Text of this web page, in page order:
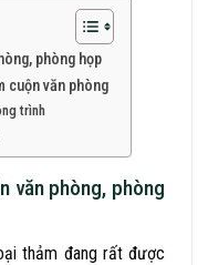
phòng họp
cuộn văn phòng
trình
văn phòng, phòng
thảm đang rất được